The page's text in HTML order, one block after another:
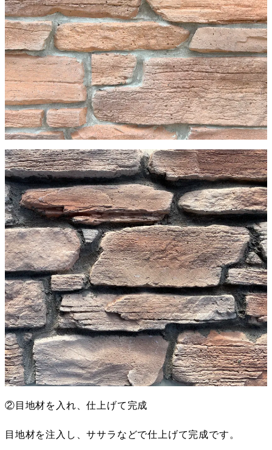
②目地材を入れ、仕上げて完成
目地材を注入し、ササラなどで仕上げて完成です。